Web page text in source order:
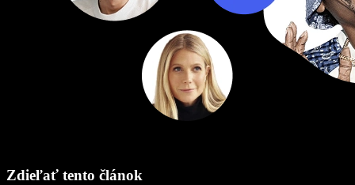
Zdieľať tento článok